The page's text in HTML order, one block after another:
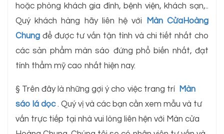
hoặc phòng khách gia đình, bệnh viện, khách sạn,..
Quý khách hàng hãy liên hệ với
Màn CửaHoàng
Chung để được tư vấn tận tình và chi tiết nhất cho
các sản phẩm màn sáo đứng phổ biến nhất, đạt
tính thẩm mỹ cao nhất hiện nay.
§ Trên đây là những gợi ý cho việc trang trí
Màn
sáo lá dọc. Quý vị và các bạn cần xem mẫu và tư
vấn trực tiếp tại nhà vui lòng liên hện với Màn cửa